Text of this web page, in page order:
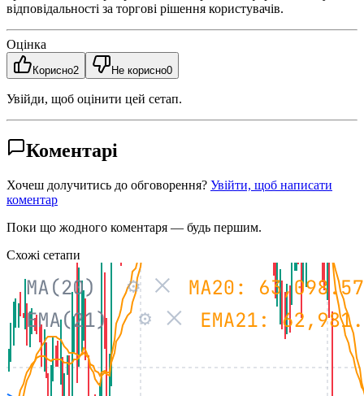
відповідальності за торгові рішення користувачів.
Оцінка
Корисно2 Не корисно0
Увійди, щоб оцінити цей сетап.
Коментарі
Хочеш долучитись до обговорення? Увійти, щоб написати
коментар
Поки що жодного коментаря — будь першим.
Схожі сетапи